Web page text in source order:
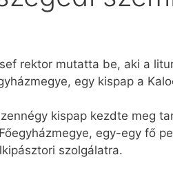
rektor mutatta be, aki a
egy kispap a
kispap kezdte meg
egy-egy fő
szolgálatra.